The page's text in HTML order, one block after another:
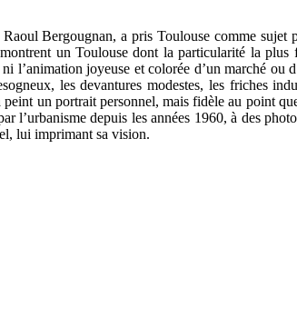
Bergougnan, a pris Toulouse comme
un Toulouse dont la particularité la
l’animation joyeuse et colorée d’un marché
les devantures modestes, les friches
un portrait personnel, mais fidèle au point
l’urbanisme depuis les années 1960, à des
lui imprimant sa vision.